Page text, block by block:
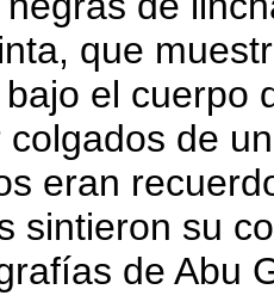
que
el cuerpo
colgados de
eran
sintieron su
de Abu